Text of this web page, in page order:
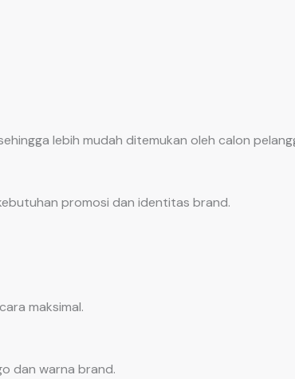
lebih mudah ditemukan oleh calon
promosi dan identitas brand.
maksimal.
dan warna brand.